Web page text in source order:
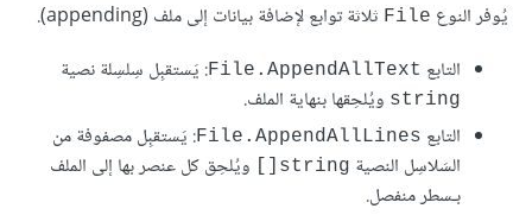
يُوفر النوع File ثلاثة توابع لإضافة بيانات إلى ملف (appending).
التابع File.AppendAllText: يَستقبِل سِلسِلة نصية
string ويُلحِقها بنهاية الملف.
التابع File.AppendAllLines: يَستقبِل مصفوفة من
السَلاسِل النصية string[]
ويُلحِق كل عنصر بها إلى الملف
بـسطر منفصل.